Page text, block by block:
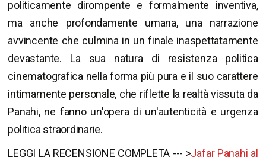
politicamente dirompente e formalmente inventiva,
ma anche profondamente umana, una narrazione
avvincente che culmina in un finale inaspettatamente
devastante. La sua natura di resistenza politica
cinematografica nella forma più pura e il suo carattere
intimamente personale, che riflette la realtà vissuta da
Panahi, ne fanno un'opera di un'autenticità e urgenza
politica straordinarie.
LEGGI LA RECENSIONE COMPLETA --- >Jafar Panahi al